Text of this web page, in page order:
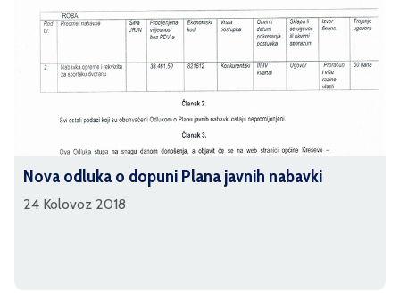
Nova odluka o dopuni Plana javnih nabavki
24 Kolovoz 2018